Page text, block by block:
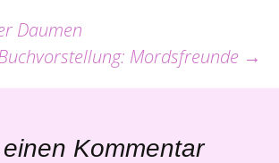
Daumen
Mordsfreunde →
Kommentar